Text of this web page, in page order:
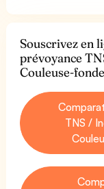
Souscrivez en
prévoyance
Couleuse-
TNS /